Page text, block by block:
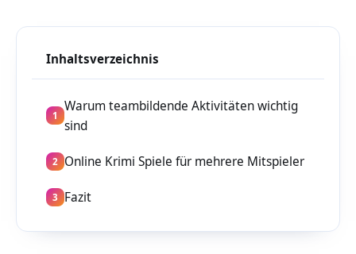
Inhaltsverzeichnis
1
Warum teambildende Aktivitäten wichtig
sind
2 Online Krimi Spiele für mehrere Mitspieler
3 Fazit